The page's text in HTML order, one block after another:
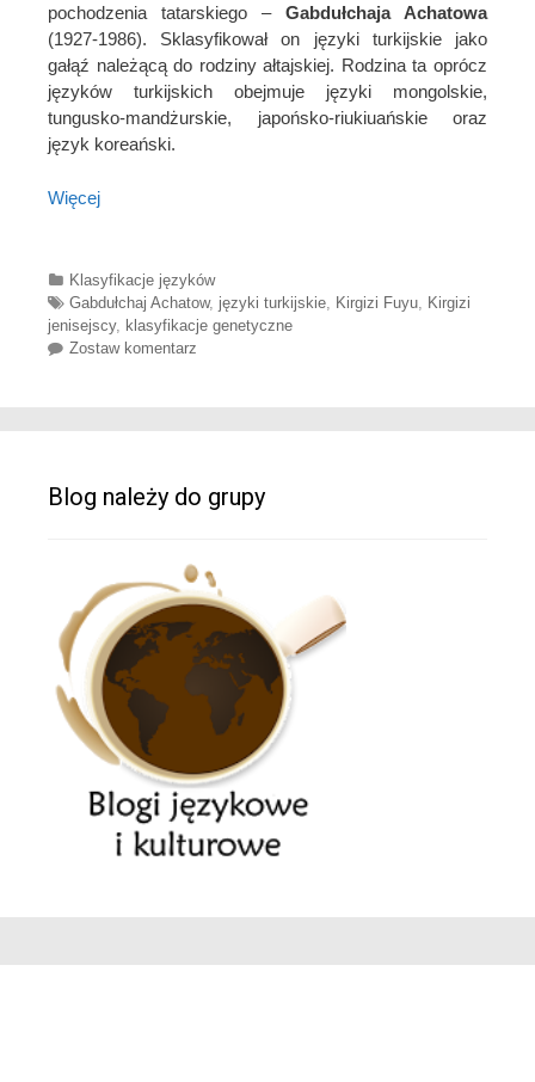
pochodzenia tatarskiego – Gabdułchaja Achatowa
(1927-1986). Sklasyfikował on języki turkijskie jako
gałąź należącą do rodziny ałtajskiej. Rodzina ta oprócz
języków turkijskich obejmuje języki mongolskie,
tungusko-mandżurskie, japońsko-riukiuańskie oraz
język koreański.
Więcej
Categories
Klasyfikacje języków
Tags
Gabdułchaj Achatow, języki turkijskie Kirgizi Fuyu Kirgizi
jenisejscy, klasyfikacje genetyczne
Zostaw komentarz
Blog należy do grupy